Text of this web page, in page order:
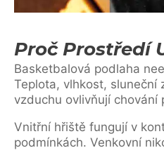
Proč Prostředí
Basketbalová podlaha
Teplota, vlhkost, sluneční
vzduchu ovlivňují chování
Vnitřní hřiště fungují v
podmínkách. Venkovní